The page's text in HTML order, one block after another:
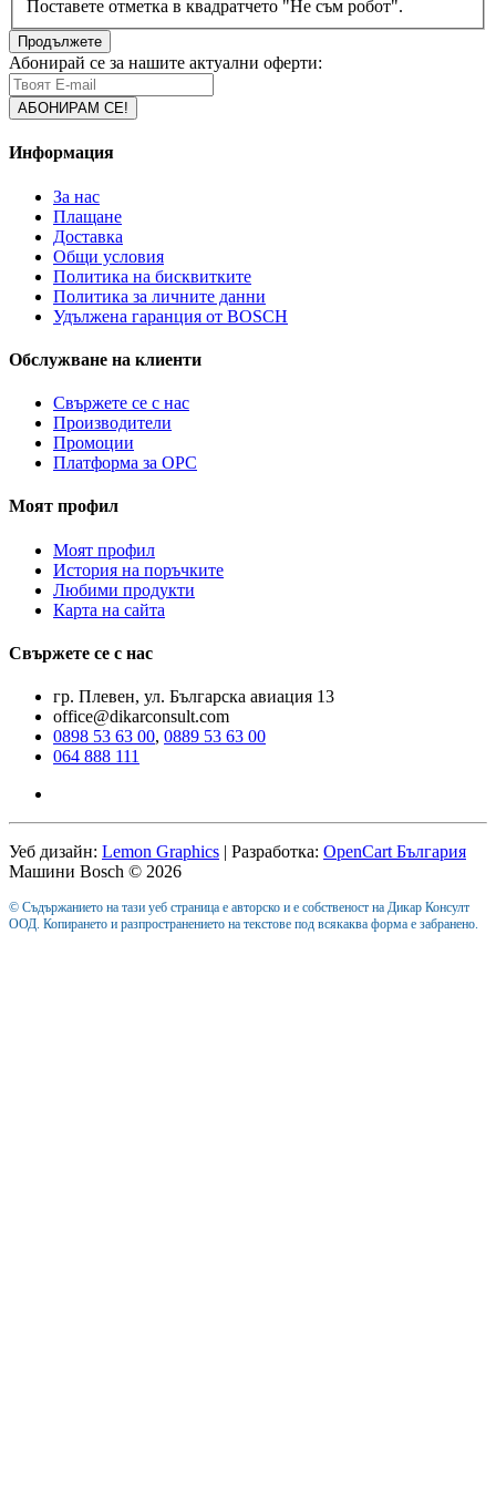
Поставете отметка в квадратчето "Не съм робот".
Продължете
Абонирай се за нашите актуални оферти:
Информация
За нас
Плащане
Доставка
Общи условия
Политика на бисквитките
Политика за личните данни
Удължена гаранция от BOSCH
Обслужване на клиенти
Свържете се с нас
Производители
Промоции
Платформа за ОРС
Моят профил
Моят профил
История на поръчките
Любими продукти
Карта на сайта
Свържете се с нас
гр. Плевен, ул. Българска авиация 13
office@dikarconsult.com
0898 53 63 00, 0889 53 63 00
064 888 111
Уеб дизайн: Lemon Graphics | Разработка: OpenCart България
Машини Bosch © 2026
© Съдържанието на тази уеб страница е авторско и е собственост на Дикар Консулт
ООД. Копирането и разпространението на текстове под всякаква форма е забранено.